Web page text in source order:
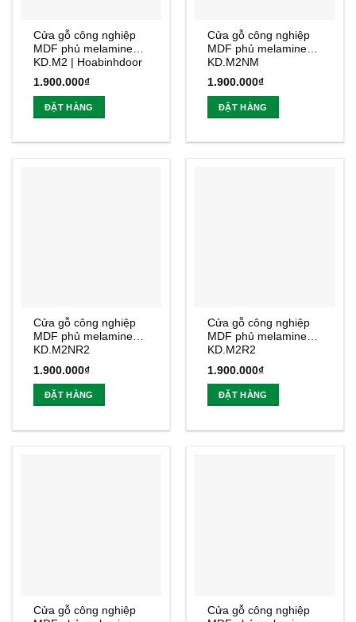
Cửa gỗ công nghiệp
MDF phủ melamine
KD.M2 | Hoabinhdoor
1.900.000₫
ĐẶT HÀNG
Cửa gỗ công nghiệp
MDF phủ melamine
KD.M2NM
1.900.000₫
ĐẶT HÀNG
Cửa gỗ công nghiệp
MDF phủ melamine
KD.M2NR2
1.900.000₫
ĐẶT HÀNG
Cửa gỗ công nghiệp
MDF phủ melamine
KD.M2R2
1.900.000₫
ĐẶT HÀNG
Cửa gỗ công nghiệp
Cửa gỗ công nghiệp